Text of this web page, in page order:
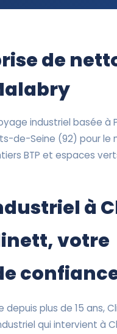
de
industriel basée à
de-Seine (92) pour le
BTP et espaces
à
votre
plus de 15 ans,
qui intervient à